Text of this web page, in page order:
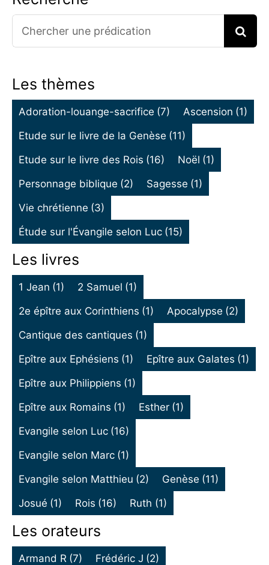
Search
for:
Les thèmes
Adoration-louange-sacrifice (7) Ascension (1)
Etude sur le livre de la Genèse (11)
Etude sur le livre des Rois (16) Noël (1)
Personnage biblique (2) Sagesse (1)
Vie chrétienne (3)
Étude sur l'Évangile selon Luc (15)
Les livres
1 Jean (1) 2 Samuel (1)
2e épître aux Corinthiens (1) Apocalypse (2)
Cantique des cantiques (1)
Epître aux Ephésiens (1) Epître aux Galates (1)
Epître aux Philippiens (1)
Epître aux Romains (1) Esther (1)
Evangile selon Luc (16)
Evangile selon Marc (1)
Evangile selon Matthieu (2) Genèse (11)
Josué (1) Rois (16) Ruth (1)
Les orateurs
Armand R (7) Frédéric J (2)